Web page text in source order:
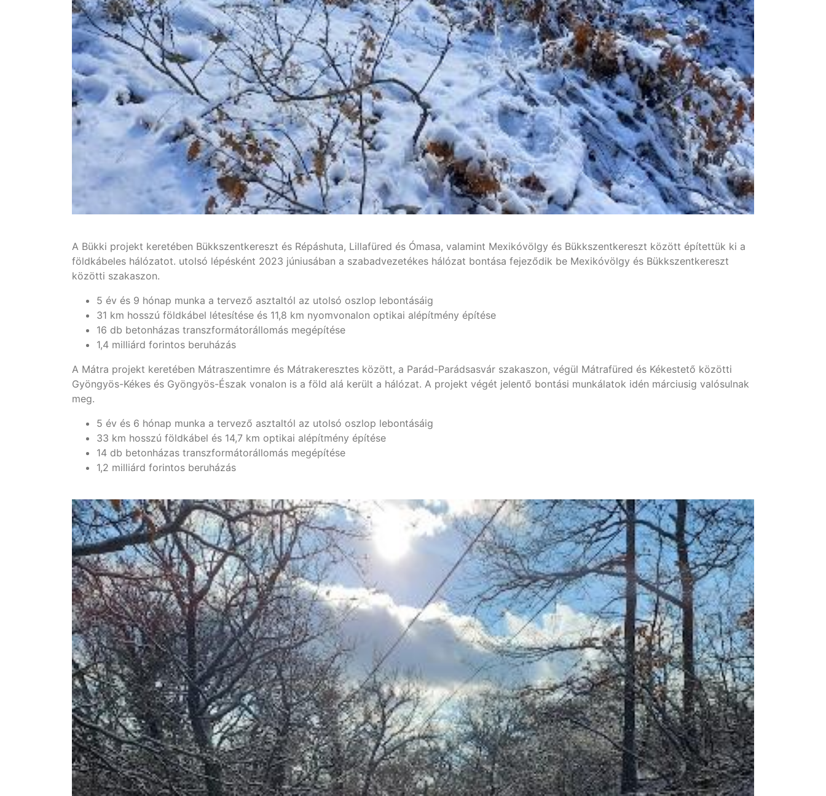
A Bükki projekt keretében Bükkszentkereszt és Répáshuta, Lillafüred és Ómasa, valamint Mexikóvölgy és Bükkszentkereszt között építettük ki a
földkábeles hálózatot. utolsó lépésként 2023 júniusában a szabadvezetékes hálózat bontása fejeződik be Mexikóvölgy és Bükkszentkereszt
közötti szakaszon.
5 év és 9 hónap munka a tervező asztaltól az utolsó oszlop lebontásáig
31 km hosszú földkábel létesítése és 11,8 km nyomvonalon optikai alépítmény építése
16 db betonházas transzformátorállomás megépítése
1,4 milliárd forintos beruházás
A Mátra projekt keretében Mátraszentimre és Mátrakeresztes között, a Parád-Parádsasvár szakaszon, végül Mátrafüred és Kékestető közötti
Gyöngyös-Kékes és Gyöngyös-Észak vonalon is a föld alá került a hálózat. A projekt végét jelentő bontási munkálatok idén márciusig valósulnak
meg.
5 év és 6 hónap munka a tervező asztaltól az utolsó oszlop lebontásáig
33 km hosszú földkábel és 14,7 km optikai alépítmény építése
14 db betonházas transzformátorállomás megépítése
1,2 milliárd forintos beruházás